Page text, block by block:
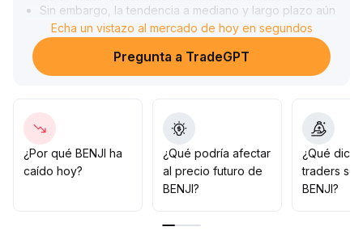
Sin embargo, la tendencia a mediano y largo plazo aún
requiere confirmación de la relación entre volumen y
precio; si el volumen de negociación no aumenta de
manera sostenida o el precio retrocede hacia las zonas
Se recomienda a los inversores en el corto plazo que
presten atención a señales de ruptura con aumento de
volumen en serie y a la estabilidad en la zona clave de
0.
el mediano y largo plazo, es mejor esperar a una
Echa un vistazo al mercado de hoy en segundos
Pregunta a TradeGPT
¿Por qué BENJI ha
caído hoy?
¿Qué podría afectar
al precio futuro de
BENJI?
¿Qué
traders
BENJI?